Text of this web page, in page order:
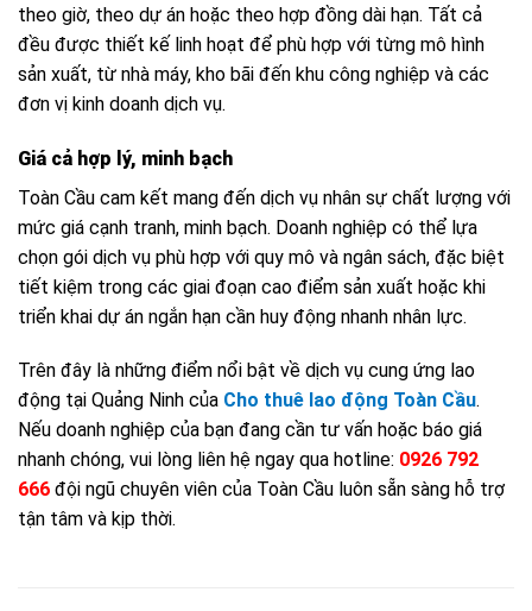
theo giờ, theo dự án hoặc theo hợp đồng dài hạn. Tất cả
đều được thiết kế linh hoạt để phù hợp với từng mô hình
sản xuất, từ nhà máy, kho bãi đến khu công nghiệp và các
đơn vị kinh doanh dịch vụ.
Giá cả hợp lý, minh bạch
Toàn Cầu cam kết mang đến dịch vụ nhân sự chất lượng với
mức giá cạnh tranh, minh bạch. Doanh nghiệp có thể lựa
chọn gói dịch vụ phù hợp với quy mô và ngân sách, đặc biệt
tiết kiệm trong các giai đoạn cao điểm sản xuất hoặc khi
triển khai dự án ngắn hạn cần huy động nhanh nhân lực.
Trên đây là những điểm nổi bật về dịch vụ cung ứng lao
động tại Quảng Ninh của Cho thuê lao động Toàn Cầu.
Nếu doanh nghiệp của bạn đang cần tư vấn hoặc báo giá
nhanh chóng, vui lòng liên hệ ngay qua hotline: 0926 792
666 đội ngũ chuyên viên của Toàn Cầu luôn sẵn sàng hỗ trợ
tận tâm và kịp thời.